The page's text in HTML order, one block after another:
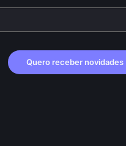
Quero receber novidades